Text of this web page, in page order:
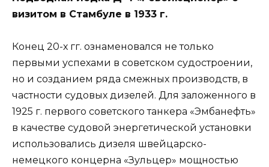
визитом в Стамбуле в 1933 г.
Конец 20-х гг. ознаменовался не только
первыми успехами в советском судостроении,
но и созданием ряда смежных производств, в
частности судовых дизелей. Для заложенного в
1925 г. первого советского танкера «Эмбанефть»
в качестве судовой энергетической установки
использовались дизеля швейцарско-
немецкого концерна «Зульцер» мощностью